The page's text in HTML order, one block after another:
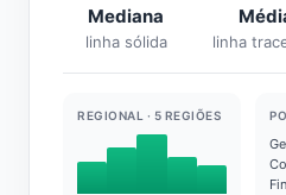
Mediana
linha sólida linha
REGIONAL · 5 REGIÕES